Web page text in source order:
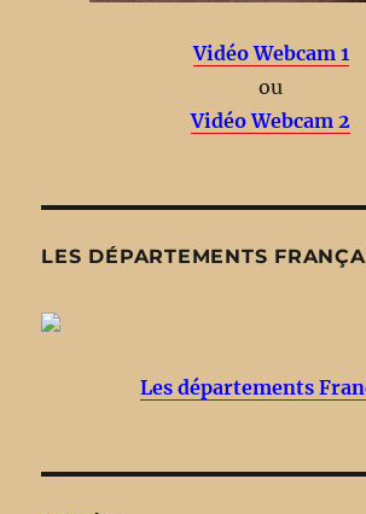
Vidéo Webcam 1
ou
Vidéo Webcam 2
LES DÉPARTEMENTS
Les départements